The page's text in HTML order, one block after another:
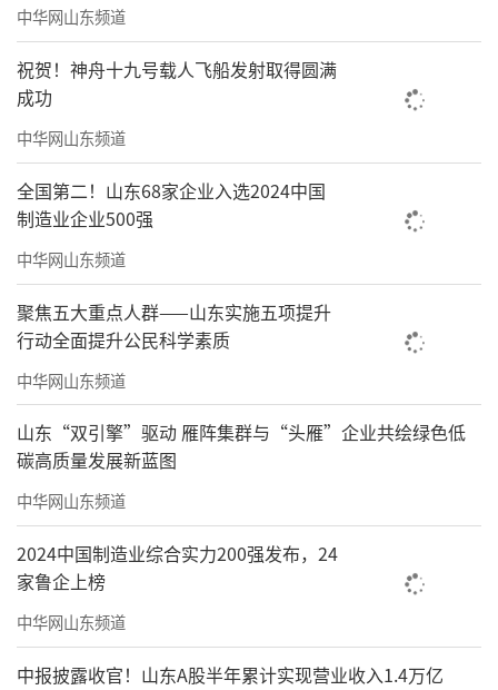
中华网山东频道
祝贺！神舟十九号载人飞船发射取得圆满
成功
中华网山东频道
全国第二！山东68家企业入选2024中国
制造业企业500强
中华网山东频道
聚焦五大重点人群——山东实施五项提升
行动全面提升公民科学素质
中华网山东频道
山东“双引擎”驱动 雁阵集群与“头雁”企业共绘绿色低
碳高质量发展新蓝图
中华网山东频道
2024中国制造业综合实力200强发布，24
家鲁企上榜
中华网山东频道
中报披露收官！山东A股半年累计实现营业收入1.4万亿